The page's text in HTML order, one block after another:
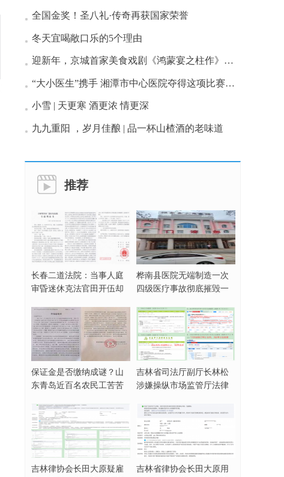
全国金奖！圣八礼·传奇再获国家荣誉
冬天宜喝敞口乐的5个理由
迎新年，京城首家美食戏剧《鸿蒙宴之柱作》首演成功
“大小医生”携手 湘潭市中心医院夺得这项比赛一等奖
小雪 | 天更寒 酒更浓 情更深
九九重阳 ，岁月佳酿 | 品一杯山楂酒的老味道
推荐
长春二道法院：当事人庭
审昏迷休克法官田开伍却
桦南县医院无端制造一次
四级医疗事故彻底摧毁一
保证金是否缴纳成谜？山
东青岛近百名农民工苦苦
吉林省司法厅副厅长林松
涉嫌操纵市场监管厅法律
吉林律协会长田大原疑雇
吉林省律协会长田大原用